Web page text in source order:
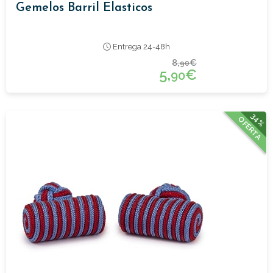
Gemelos Barril Elasticos
Entrega 24-48h
8,90€
5,90€
34%
OFERTA